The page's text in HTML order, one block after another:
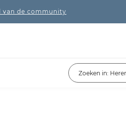
van de community